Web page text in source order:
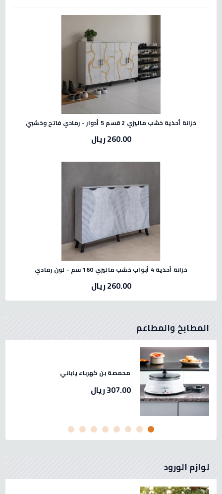
خزانة أحذية خشب ماليزي 2 قسم 5 أدوار - رمادي فاتح وخشبي
260.00 ريال
خزانة أحذية 4 أبواب خشب ماليزي 160 سم - لون رمادي
260.00 ريال
المطابخ والمطاعم
محمصة بن كهرباء ياباني
307.00 ريال
لوازم الورود